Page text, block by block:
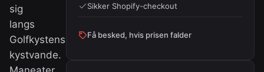
sig
langs
Golfkystens
kystvande.
Sikker Shopify-checkout
Få besked, hvis prisen falder